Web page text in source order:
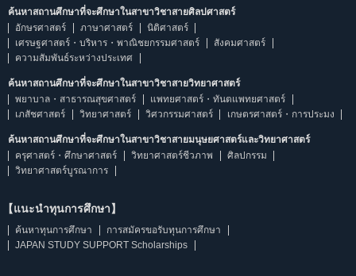
ค้นหาสถานศึกษาที่จะศึกษาในสาขาวิชาสายศิลปศาสตร์
อักษรศาสตร์
ภาษาศาสตร์
นิติศาสตร์
เศรษฐศาสตร์・บริหาร・พาณิชยกรรมศาสตร์
สังคมศาสตร์
ความสัมพันธ์ระหว่างประเทศ
ค้นหาสถานศึกษาที่จะศึกษาในสาขาวิชาสายวิทยาศาสตร์
พยาบาล・สาธารณสุขศาสตร์
แพทยศาสตร์・ทันตแพทยศาสตร์
เภสัชศาสตร์
วิทยาศาสตร์ วิศวกรรมศาสตร์ เกษตรศาสตร์・การประมง
ค้นหาสถานศึกษาที่จะศึกษาในสาขาวิชาสายมนุษยศาสตร์และวิทยาศาสตร์
ครุศาสตร์・ศึกษาศาสตร์
วิทยาศาสตร์ชีวภาพ
ศิลปกรรม
วิทยาศาสตร์บูรณาการ
【แนะนำทุนการศึกษา】
ค้นหาทุนการศึกษา
การสมัครขอรับทุนการศึกษา
JAPAN STUDY SUPPORT Scholarships